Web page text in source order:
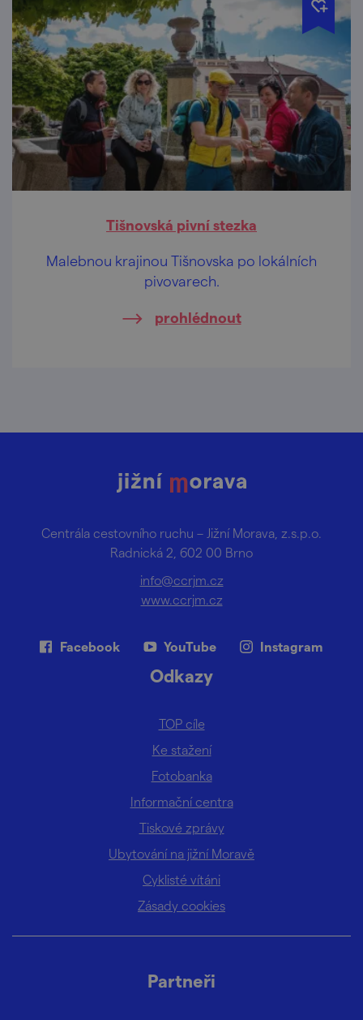
Tišnovská pivní stezka
Malebnou krajinou Tišnovska po lokálních
pivovarech.
prohlédnout
Centrála cestovního ruchu – Jižní Morava, z.s.p.o.
Radnická 2, 602 00 Brno
info@ccrjm.cz
www.ccrjm.cz
Facebook YouTube Instagram
Odkazy
TOP cíle
Ke stažení
Fotobanka
Informační centra
Tiskové zprávy
Ubytování na jižní Moravě
Cyklisté vítáni
Zásady cookies
Partneři